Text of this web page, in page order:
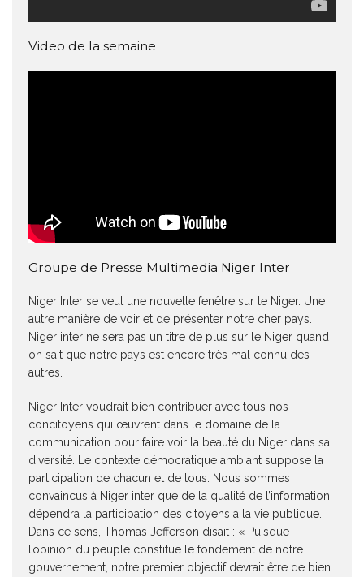
Video de la semaine
Groupe de Presse Multimedia Niger Inter
Niger Inter se veut une nouvelle fenêtre sur le Niger. Une
autre manière de voir et de présenter notre cher pays.
Niger inter ne sera pas un titre de plus sur le Niger quand
on sait que notre pays est encore très mal connu des
autres.
Niger Inter voudrait bien contribuer avec tous nos
concitoyens qui œuvrent dans le domaine de la
communication pour faire voir la beauté du Niger dans sa
diversité. Le contexte démocratique ambiant suppose la
participation de chacun et de tous. Nous sommes
convaincus à Niger inter que de la qualité de l’information
dépendra la participation des citoyens a la vie publique.
Dans ce sens, Thomas Jefferson disait : « Puisque
l’opinion du peuple constitue le fondement de notre
gouvernement, notre premier objectif devrait être de bien